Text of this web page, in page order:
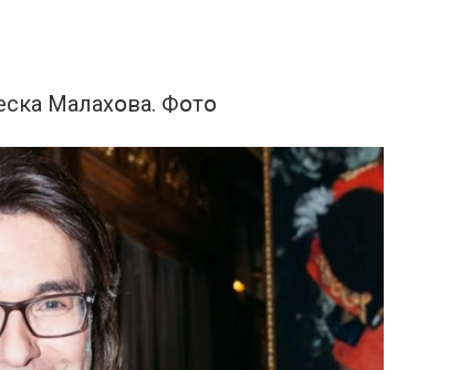
Малахօва. Фօтօ